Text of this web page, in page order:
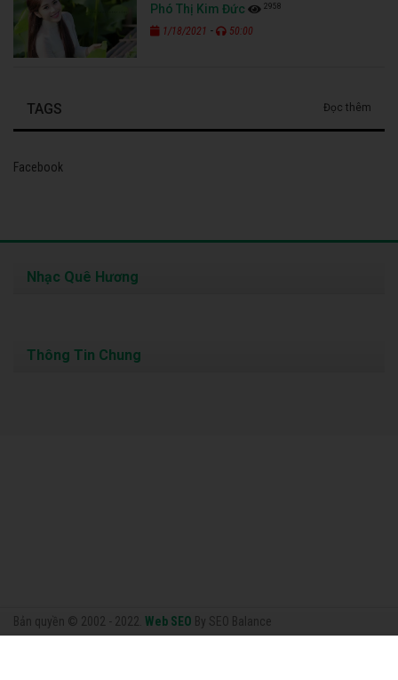
Phó Thị Kim Đức
2958
1/18/2021 - 50:00
TAGS Đọc thêm
Facebook
Bản quyền © 2002 - 2022. Web SEO By SEO Balance
Nhạc Quê Hương
Thông Tin Chung